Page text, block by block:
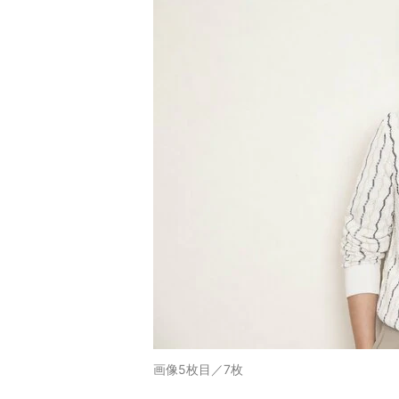
画像5枚目／7枚